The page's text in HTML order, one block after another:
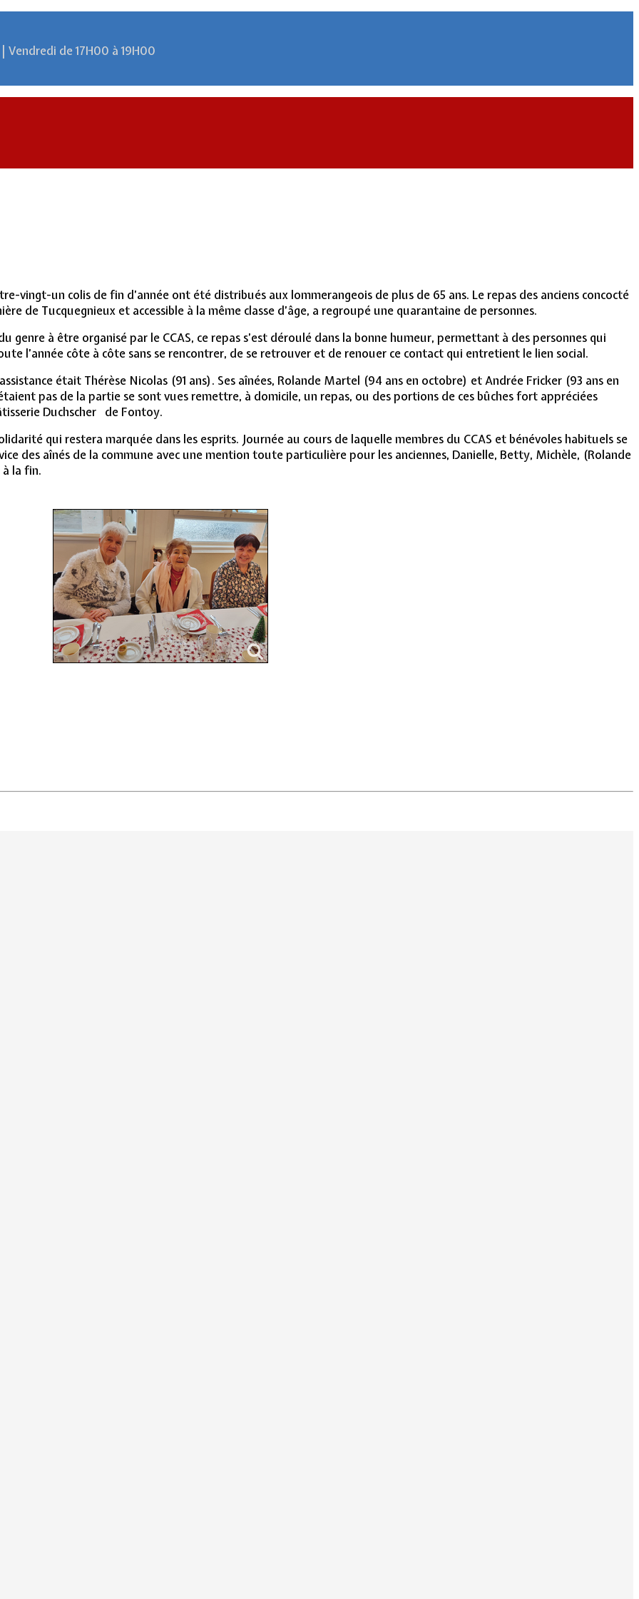
Vendredi de 17H00 à 19H00
vingt-un colis de fin d’année ont été distribués aux lommerangeois de plus de 65 ans. Le repas des anciens concocté
de Tucquegnieux et accessible à la même classe d’âge, a regroupé une quarantaine de personnes.
genre à être organisé par le CCAS, ce repas s’est déroulé dans la bonne humeur, permettant à des personnes qui
l’année côte à côte sans se rencontrer, de se retrouver et de renouer ce contact qui entretient le lien social.
était Thérèse Nicolas (91 ans). Ses aînées, Rolande Martel (94 ans en octobre) et Andrée Fricker (93 ans en
pas de la partie se sont vues remettre, à domicile, un repas, ou des portions de ces bûches fort appréciées
Duchscher de Fontoy.
qui restera marquée dans les esprits. Journée au cours de laquelle membres du CCAS et bénévoles habituels se
des aînés de la commune avec une mention toute particulière pour les anciennes, Danielle, Betty, Michèle, (Rolande
la fin.